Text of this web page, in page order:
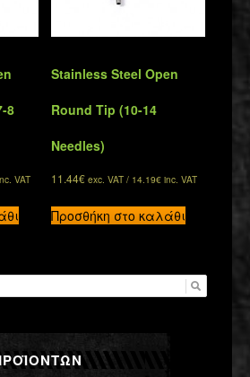
8
VAT
Stainless Steel Open
Round Tip (10-14
Needles)
11.44€ exc. VAT / 14.19€ inc. VAT
Προσθήκη στο καλάθι